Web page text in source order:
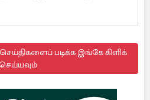
படிக்க இங்கே கிளிக்
செய்யவும்